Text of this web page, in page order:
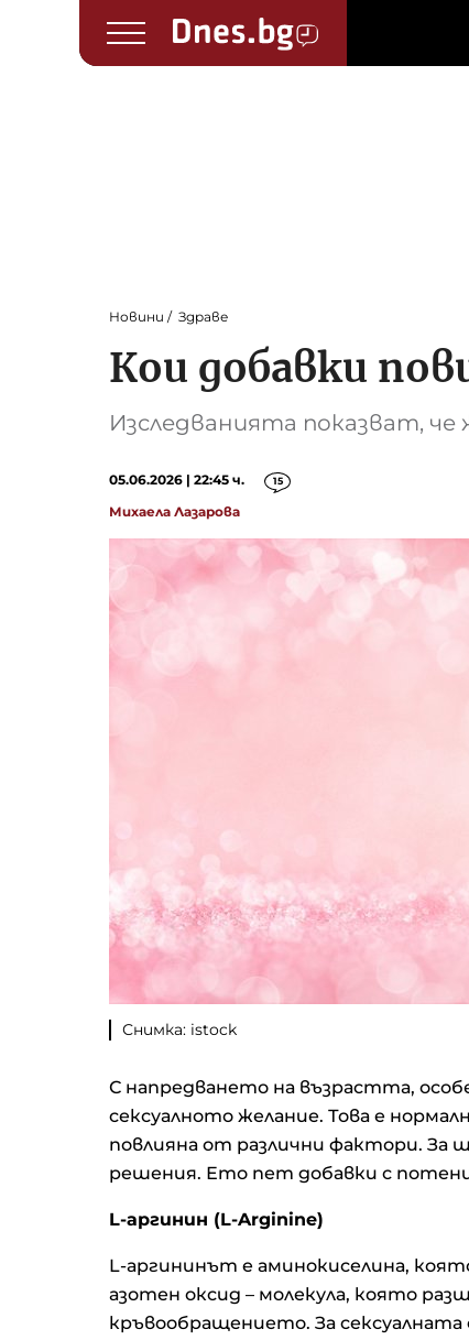
Новини Здраве
Кои добавки
Изследванията показват,
05.06.2026 | 22:45 ч. 15
Михаела Лазарова
Снимка: istock
С напредването на възрастта,
сексуалното желание. Това е
повлияна от различни фактори. За
решения. Ето пет добавки с
L-аргинин (L-Arginine)
L-аргининът е аминокиселина,
азотен оксид – молекула, която
кръвообращението. За